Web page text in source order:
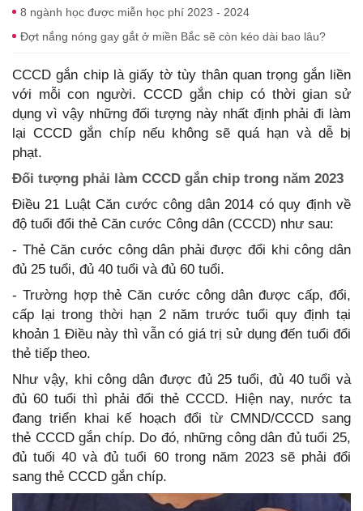
8 ngành học được miễn học phí 2023 - 2024
Đợt nắng nóng gay gắt ở miền Bắc sẽ còn kéo dài bao lâu?
CCCD gắn chip là giấy tờ tùy thân quan trọng gắn liền
với mỗi con người. CCCD gắn chip có thời gian sử
dụng vì vậy những đối tượng này nhất định phải đi làm
lại CCCD gắn chíp nếu không sẽ quá hạn và dễ bị
phạt.
Đối tượng phải làm CCCD gắn chip trong năm 2023
Điều 21 Luật Căn cước công dân 2014 có quy định về
độ tuổi đổi thẻ Căn cước Công dân (CCCD) như sau:
- Thẻ Căn cước công dân phải được đổi khi công dân
đủ 25 tuổi, đủ 40 tuổi và đủ 60 tuổi.
- Trường hợp thẻ Căn cước công dân được cấp, đổi,
cấp lại trong thời hạn 2 năm trước tuổi quy định tại
khoản 1 Điều này thì vẫn có giá trị sử dụng đến tuổi đổi
thẻ tiếp theo.
Như vậy, khi công dân được đủ 25 tuổi, đủ 40 tuổi và
đủ 60 tuổi thì phải đổi thẻ CCCD. Hiện nay, nước ta
đang triển khai kế hoạch đổi từ CMND/CCCD sang
thẻ CCCD gắn chíp. Do đó, những công dân đủ tuổi 25,
đủ tuối 40 và đủ tuổi 60 trong năm 2023 sẽ phải đổi
sang thẻ CCCD gắn chíp.